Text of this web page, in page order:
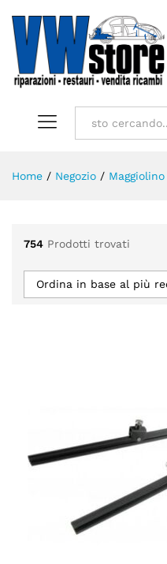
Home / Negozio / Maggiolino
754 Prodotti trovati
Ordina in base al più